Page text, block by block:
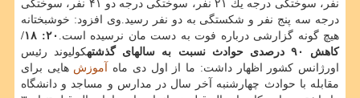
نفر، سوختگی درجه یك ۲۱ نفر، سوختگی درجه دو ۴۱ نفر، سوختگی
درجه سه پنج نفر و شكستگی به دو نفر رسید.وی افزود: خوشبختانه
هیچ گونه گزارشی درباره فوت به دست مان نرسیده است.
۲۰: ۱۸/
كاهش ۹۰ درصدی حوادث نسبت به سالهای گذشته
كولیوند رئیس
اورژانس كشور اظهار داشت: ما از اول دی ماه
آموزش هایی برای
مقابله با حوادث چهارشنبه آخر سال در مدارس و مساجد و دانشگاه